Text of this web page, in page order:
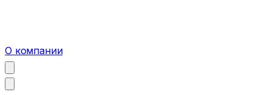
О компании